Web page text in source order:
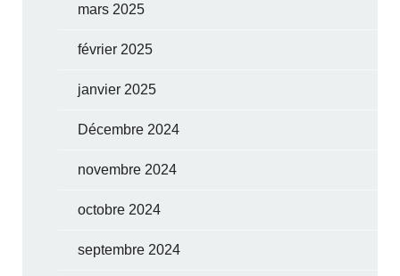
mars 2025
février 2025
janvier 2025
Décembre 2024
novembre 2024
octobre 2024
septembre 2024